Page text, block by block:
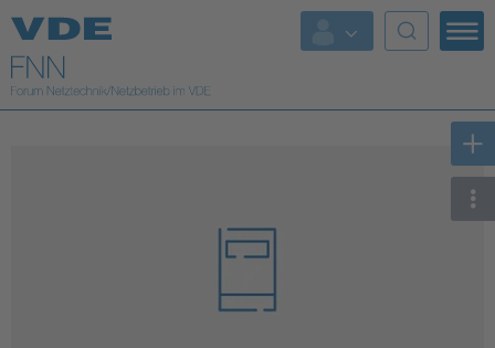
Top Themen
Fokusthemen